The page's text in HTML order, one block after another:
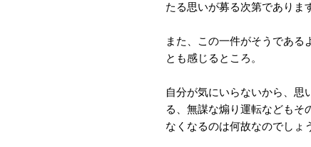
たる思いが募る次第でありま
また、この一件がそうである
とも感じるところ。
自分が気にいらないから、思
る、無謀な煽り運転などもそ
なくなるのは何故なのでしょ